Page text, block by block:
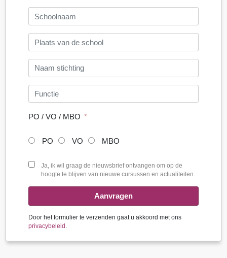
PO / VO / MBO
PO VO MBO
Ja, ik wil graag de nieuwsbrief ontvangen om op de
hoogte te blijven van nieuwe cursussen en actualiteiten.
Aanvragen
Door het formulier te verzenden gaat u akkoord met ons
privacybeleid .